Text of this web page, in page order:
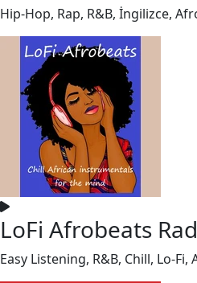
Hip-Hop, Rap, R&B, İngilizce,
LoFi Afrobeats
Easy Listening, R&B, Chill, Lo-